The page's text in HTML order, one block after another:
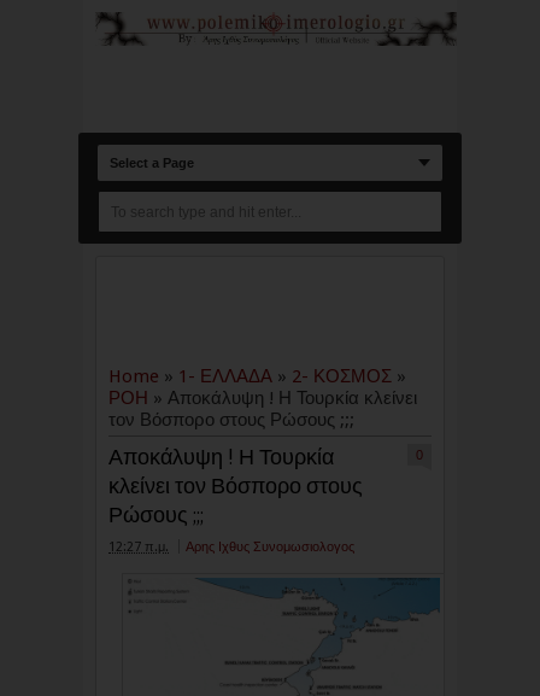
Select a Page
Home » 1- ΕΛΛΑΔΑ » 2- ΚΟΣΜΟΣ »
ΡΟΗ » Αποκάλυψη ! Η Τουρκία κλείνει
τον Βόσπορο στους Ρώσους ;;;
Αποκάλυψη ! Η Τουρκία
κλείνει τον Βόσπορο στους
Ρώσους ;;;
12:27 π.μ. Αρης Ιχθυς Συνομωσιολογος
0